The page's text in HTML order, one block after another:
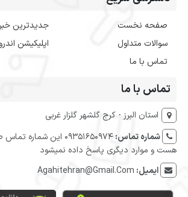
صفحه نخست
سوالات متداول
تماس با ما
جدیدترین
اپلیکیشن
تماس با ما
استان البرز - کرج گلشهر گلزار غربی
شماره تماس:
09351650974 این
هست و موارد دیگری پاسخ داده نمیشود
ایمیل: Agahitehran@Gmail.Com